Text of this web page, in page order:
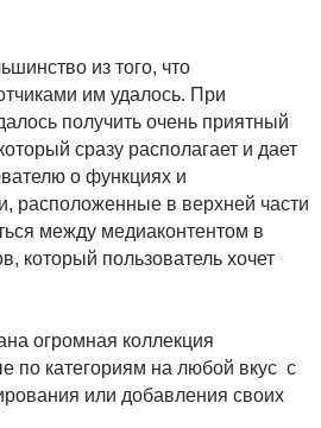
из того, что
им удалось. При
получить очень приятный
сразу располагает и дает
о функциях и
расположенные в верхней части
между медиаконтентом в
который пользователь хочет
огромная коллекция
по категориям на любой вкус с
или добавления своих